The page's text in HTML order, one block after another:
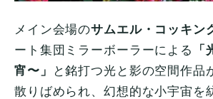
メイン会場のサムエル・コッキン
ート集団ミラーボーラーによる
宵〜」
と銘打つ光と影の空間作品
散りばめられ、幻想的な小宇宙を